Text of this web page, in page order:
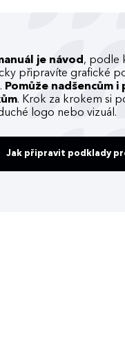
je návod , podle
připravíte grafické
Pomůže nadšencům
. Krok za krokem si
logo nebo vizuál.
Jak připravit podklady